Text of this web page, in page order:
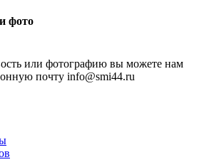
фото
или фотографию вы можете нам
почту info@smi44.ru